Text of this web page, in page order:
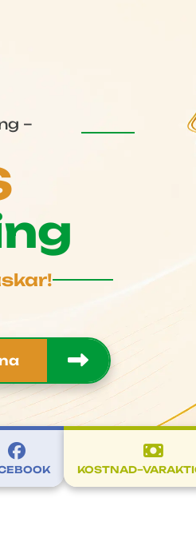
–